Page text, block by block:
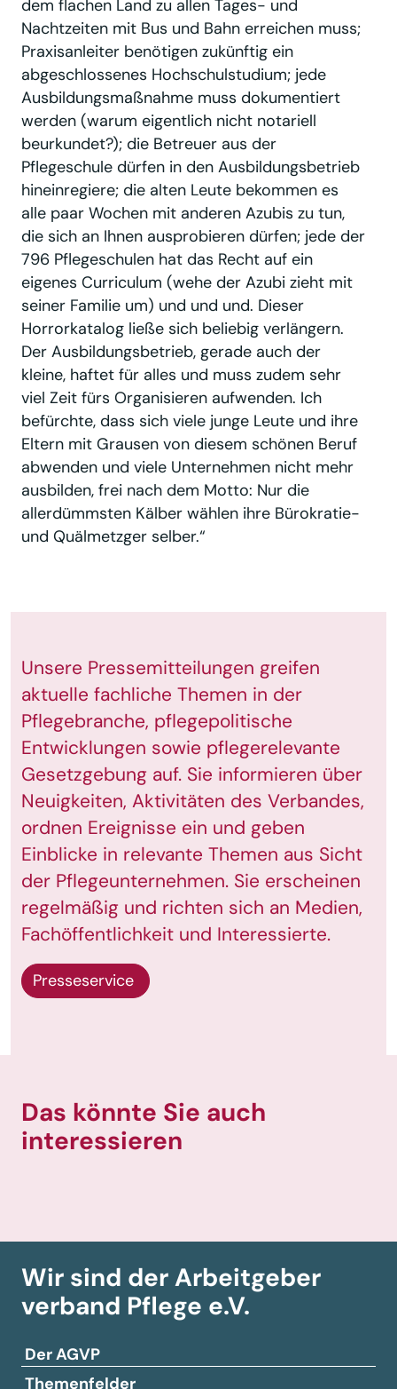
dem flachen Land zu allen Tages- und
Nachtzeiten mit Bus und Bahn erreichen muss;
Praxisanleiter benötigen zukünftig ein
abgeschlossenes Hochschulstudium; jede
Ausbildungsmaßnahme muss dokumentiert
werden (warum eigentlich nicht notariell
beurkundet?); die Betreuer aus der
Pflegeschule dürfen in den Ausbildungsbetrieb
hineinregiere; die alten Leute bekommen es
alle paar Wochen mit anderen Azubis zu tun,
die sich an Ihnen ausprobieren dürfen; jede der
796 Pflegeschulen hat das Recht auf ein
eigenes Curriculum (wehe der Azubi zieht mit
seiner Familie um) und und und. Dieser
Horrorkatalog ließe sich beliebig verlängern.
Der Ausbildungsbetrieb, gerade auch der
kleine, haftet für alles und muss zudem sehr
viel Zeit fürs Organisieren aufwenden. Ich
befürchte, dass sich viele junge Leute und ihre
Eltern mit Grausen von diesem schönen Beruf
abwenden und viele Unternehmen nicht mehr
ausbilden, frei nach dem Motto: Nur die
allerdümmsten Kälber wählen ihre Bürokratie-
und Quälmetzger selber.“
Unsere Pressemitteilungen greifen
aktuelle fachliche Themen in der
Pflegebranche, pflegepolitische
Entwicklungen sowie pflegerelevante
Gesetzgebung auf. Sie informieren über
Neuigkeiten, Aktivitäten des Verbandes,
ordnen Ereignisse ein und geben
Einblicke in relevante Themen aus Sicht
der Pflegeunternehmen. Sie erscheinen
regelmäßig und richten sich an Medien,
Fachöffentlichkeit und Interessierte.
Presseservice
Das könnte Sie auch
interessieren
Wir sind der Arbeitgeber­
verband Pflege e.V.
Der AGVP
Themenfelder